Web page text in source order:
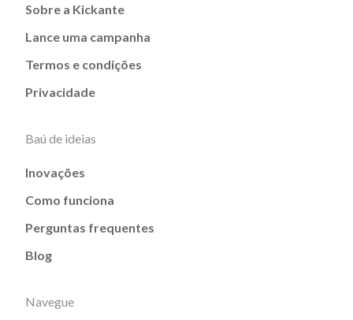
Sobre a Kickante
Lance uma campanha
Termos e condições
Privacidade
Baú de ideias
Inovações
Como funciona
Perguntas frequentes
Blog
Navegue